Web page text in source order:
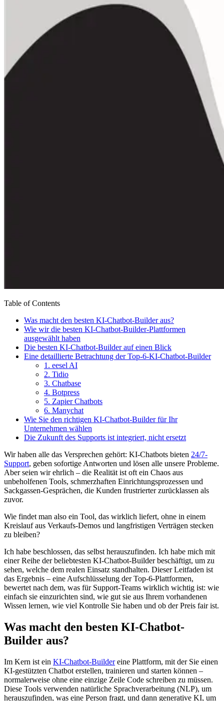
Table of Contents
Was macht den besten KI-Chatbot-Builder aus?
Wie wir die besten KI-Chatbot-Builder-Plattformen
ausgewählt haben
Die besten KI-Chatbot-Builder auf einen Blick
Eine detaillierte Betrachtung der Top-6-KI-Chatbot-Builder
1. eesel AI
2. Tidio
3. Chatbase
4. Botpress
5. Zapier Chatbots
6. Manychat
Wie Sie den richtigen KI-Chatbot-Builder für Ihr
Unternehmen wählen
Die Zukunft des Supports ist integriert, nicht ersetzt
Wir haben alle das Versprechen gehört: KI-Chatbots bieten 24/7-
Support, geben sofortige Antworten und lösen alle unsere Probleme.
Aber seien wir ehrlich – die Realität ist oft ein Chaos aus
unbeholfenen Tools, schmerzhaften Einrichtungsprozessen und
Sackgassen-Gesprächen, die Kunden frustrierter zurücklassen als
zuvor.
Wie findet man also ein Tool, das wirklich liefert, ohne in einem
Kreislauf aus Verkaufs-Demos und langfristigen Verträgen stecken
zu bleiben?
Ich habe beschlossen, das selbst herauszufinden. Ich habe mich mit
einer Reihe der beliebtesten KI-Chatbot-Builder beschäftigt, um zu
sehen, welche dem realen Einsatz standhalten. Dieser Leitfaden ist
das Ergebnis – eine Aufschlüsselung der Top-6-Plattformen,
bewertet nach dem, was für Support-Teams wirklich wichtig ist: wie
einfach sie einzurichten sind, wie gut sie aus Ihrem vorhandenen
Wissen lernen, wie viel Kontrolle Sie haben und ob der Preis fair ist.
Was macht den besten KI-Chatbot-
Builder aus?
Im Kern ist ein KI-Chatbot-Buildereine Plattform, mit der Sie einen
KI-gestützten Chatbot erstellen, trainieren und starten können –
normalerweise ohne eine einzige Zeile Code schreiben zu müssen.
Diese Tools verwenden natürliche Sprachverarbeitung (NLP), um
herauszufinden, was eine Person fragt, und dann generative KI, um